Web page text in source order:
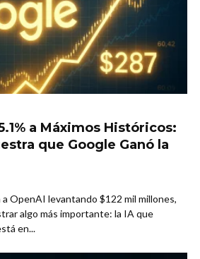
a Máximos Históricos:
que Google Ganó la
OpenAI levantando $122 mil millones,
algo más importante: la IA que
en...